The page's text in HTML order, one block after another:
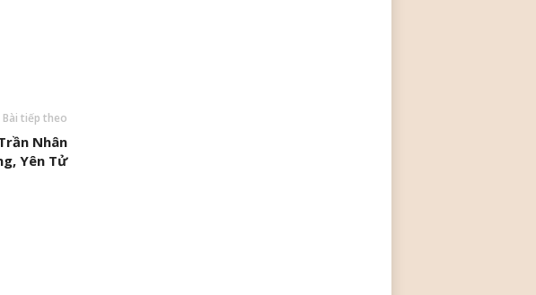
Bài tiếp theo
Nhân
Yên Tử